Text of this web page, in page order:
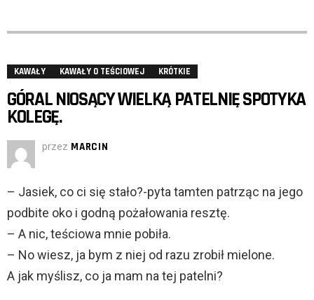
KAWAŁY KAWAŁY O TEŚCIOWEJ KRÓTKIE
GÓRAL NIOSĄCY WIELKĄ PATELNIĘ SPOTYKA
KOLEGĘ.
przez MARCIN
– Jasiek, co ci się stało?-pyta tamten patrząc na jego
podbite oko i godną pożałowania resztę.
– A nic, teściowa mnie pobiła.
– No wiesz, ja bym z niej od razu zrobił mielone.
A jak myślisz, co ja mam na tej patelni?